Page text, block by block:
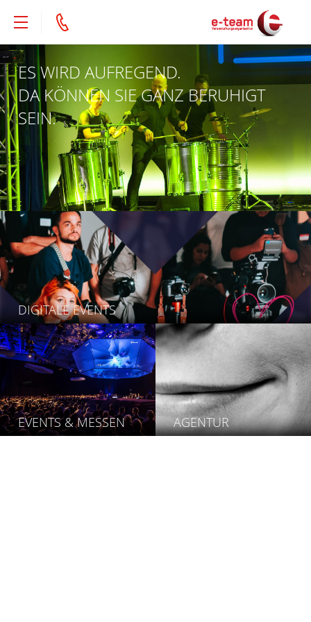
START
DIGITALE EVENTS
EVENTS & MESSEN
AGENTUR
KONTAKT
DATEN­SCHUTZ
IMPRESSUM
STELLEN­ANGEBOTE
ES WIRD AUFREGEND.
DA KÖNNEN SIE GANZ BERUHIGT
SEIN.
DIGITALE EVENTS
EVENTS & MESSEN AGENTUR